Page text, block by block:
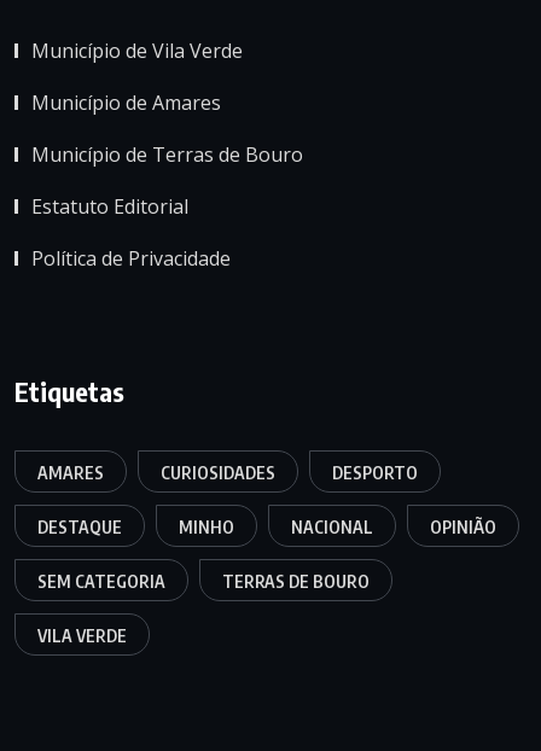
Município de Vila Verde
Município de Amares
Município de Terras de Bouro
Estatuto Editorial
Política de Privacidade
Etiquetas
AMARES CURIOSIDADES DESPORTO
DESTAQUE MINHO NACIONAL OPINIÃO
SEM CATEGORIA TERRAS DE BOURO
VILA VERDE